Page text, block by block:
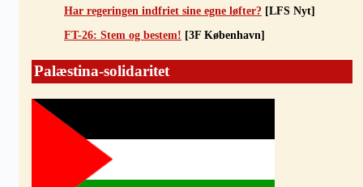
Har regeringen indfriet sine egne løfter? [LFS Nyt]
FT-26: Stem og bestem! [3F København]
Palæstina-solidaritet